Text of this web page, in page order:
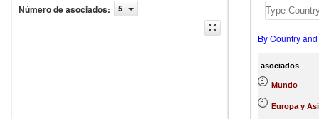
Número de asociados: 5
By Country
asociados
Mundo
Europa y